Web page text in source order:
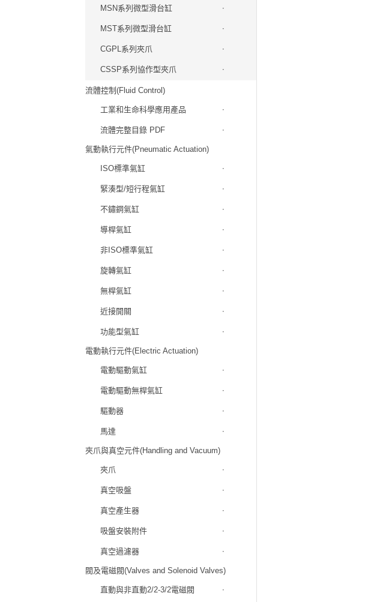
MSN系列微型滑台缸
MST系列微型滑台缸
CGPL系列夾爪
CSSP系列協作型夾爪
流體控制(Fluid Control)
工業和生命科學應用產品
流體完整目錄 PDF
氣動執行元件(Pneumatic Actuation)
ISO標準氣缸
緊湊型/短行程氣缸
不鏽鋼氣缸
導桿氣缸
非ISO標準氣缸
旋轉氣缸
無桿氣缸
近接開關
功能型氣缸
電動執行元件(Electric Actuation)
電動驅動氣缸
電動驅動無桿氣缸
驅動器
馬達
夾爪與真空元件(Handling and Vacuum)
夾爪
真空吸盤
真空產生器
吸盤安裝附件
真空過濾器
閥及電磁閥(Valves and Solenoid Valves)
直動與非直動2/2-3/2電磁閥